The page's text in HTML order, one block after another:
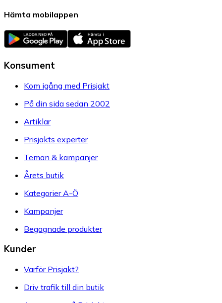
Hämta mobilappen
Konsument
Kom igång med Prisjakt
På din sida sedan 2002
Artiklar
Prisjakts experter
Teman & kampanjer
Årets butik
Kategorier A-Ö
Kampanjer
Begagnade produkter
Kunder
Varför Prisjakt?
Driv trafik till din butik